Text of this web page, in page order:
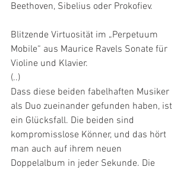
Beethoven, Sibelius oder Prokofiev.
Blitzende Virtuosität im „Perpetuum
Mobile“ aus Maurice Ravels Sonate für
Violine und Klavier.
(..)
Dass diese beiden fabelhaften Musiker
als Duo zueinander gefunden haben, ist
ein Glücksfall. Die beiden sind
kompromisslose Könner, und das hört
man auch auf ihrem neuen
Doppelalbum in jeder Sekunde. Die